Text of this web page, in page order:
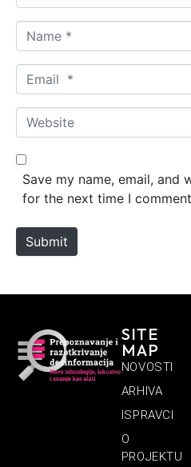
a
m
*
m
a
*
W
e
b
e
Save my name, email, and
for the next time I
Submit
SITE
MAP
NOVOSTI
ARHIVA
ISPRAVCI
O
PROJEKTU